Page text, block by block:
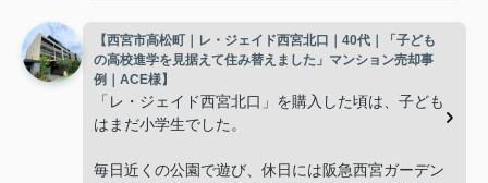
インフィニティエステートさんへ相談すると、「パ
ークナード西宮北口」の査定だけでなく、住み替え
先とのスケジュールや資金計画まで丁寧にサポート
してくださいました。
販売活動では、西宮北口駅へのアクセス、阪急西宮
子どもたちはそれぞれ別の仕事に就いており、
「将来、このビルの管理を任せるのは難しいかもし
れない。」
と家族で話し合うようになりました。
【西宮市高松町｜レ・ジェイド西宮北口｜40代｜「子ども
の高校進学を見据えて住み替えました」マンション売却事
例｜ACE様】
「レ・ジェイド西宮北口」を購入した頃は、子ども
はまだ小学生でした。
毎日近くの公園で遊び、休日には阪急西宮ガーデン